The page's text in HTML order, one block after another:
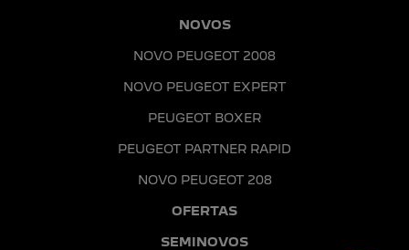
NOVOS
NOVO PEUGEOT 2008
NOVO PEUGEOT EXPERT
PEUGEOT BOXER
PEUGEOT PARTNER RAPID
NOVO PEUGEOT 208
OFERTAS
SEMINOVOS